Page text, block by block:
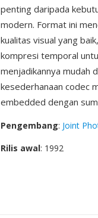
penting daripada
modern. Format ini
kualitas visual yang
kompresi temporal
menjadikannya mudah
kesederhanaan codec
embedded dengan
Pengembang: Joint
Rilis awal: 1992